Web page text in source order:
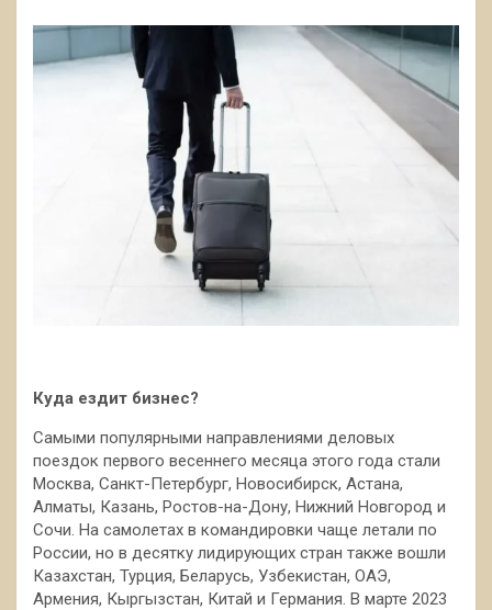
Куда ездит бизнес?
Самыми популярными направлениями деловых
поездок первого весеннего месяца этого года стали
Москва, Санкт-Петербург, Новосибирск, Астана,
Алматы, Казань, Ростов-на-Дону, Нижний Новгород и
Сочи. На самолетах в командировки чаще летали по
России, но в десятку лидирующих стран также вошли
Казахстан, Турция, Беларусь, Узбекистан, ОАЭ,
Армения, Кыргызстан, Китай и Германия. В марте 2023